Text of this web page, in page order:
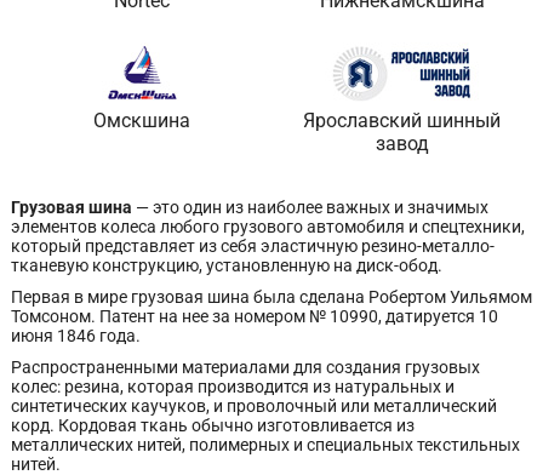
Омскшина
Ярославский шинный
завод
Грузовая шина — это один из наиболее важных и значимых
элементов колеса любого грузового автомобиля и спецтехники,
который представляет из себя эластичную резино-металло-
тканевую конструкцию, установленную на диск-обод.
Первая в мире грузовая шина была сделана Робертом Уильямом
Томсоном. Патент на нее за номером № 10990, датируется 10
июня 1846 года.
Распространенными материалами для создания грузовых
колес: резина, которая производится из натуральных и
синтетических каучуков, и проволочный или металлический
корд. Кордовая ткань обычно изготовливается из
металлических нитей, полимерных и специальных текстильных
нитей.